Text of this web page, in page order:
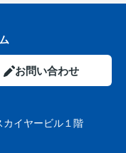
お問い合わせ
イヤービル１階